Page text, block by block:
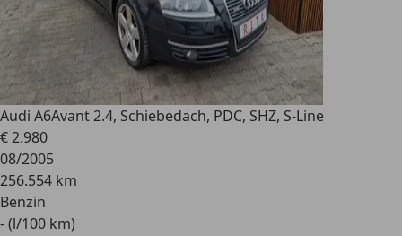
Audi A6Avant 2.4, Schiebedach, PDC, SHZ, S-Line
€ 2.980
08/2005
256.554 km
Benzin
- (l/100 km)